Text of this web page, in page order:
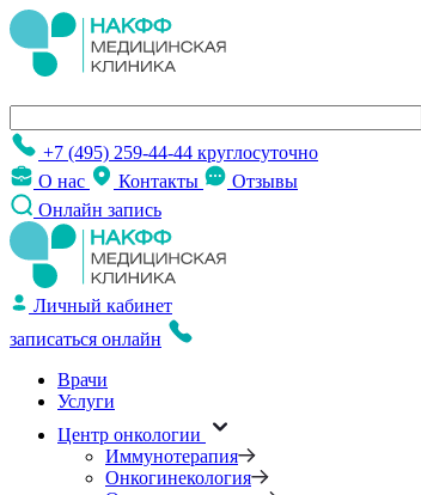
+7 (495) 259-44-44 круглосуточно
О нас
Контакты
Отзывы
Онлайн запись
Личный кабинет
записаться онлайн
Врачи
Услуги
Центр онкологии
Иммунотерапия
Онкогинекология